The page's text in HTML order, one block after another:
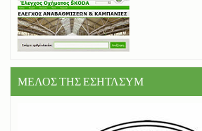
ΜΕΛΟΣ ΤΗΣ ΕΣΗΤΛΣΥΜ